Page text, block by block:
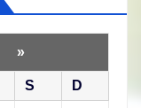
»
S D